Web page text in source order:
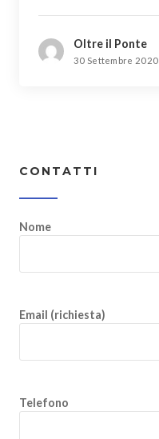
Oltre il Ponte
30 Settembre 2020
CONTATTI
Nome
Email (richiesta)
Telefono